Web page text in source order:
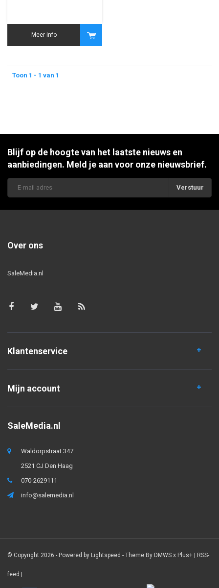
Meer info
Toon 1 - 1 van 1
Blijf op de hoogte van het laatste nieuws en
aanbiedingen. Meld je aan voor onze nieuwsbrief.
Verstuur
Over ons
SaleMedia.nl
Klantenservice
Mijn account
SaleMedia.nl
Waldorpstraat 347
2521 CJ Den Haag
070-2629111
info@salemedia.nl
© Copyright 2026 - Powered by Lightspeed - Theme By DMWS x Plus+ | RSS-
feed |